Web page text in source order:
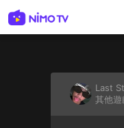
Last
其他遊